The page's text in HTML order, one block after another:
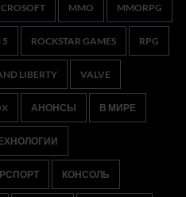
MMO MMORPG
5 ROCKSTAR GAMES RPG
LIBERTY VALVE
АНОНСЫ В МИРЕ
КОНСОЛЬ